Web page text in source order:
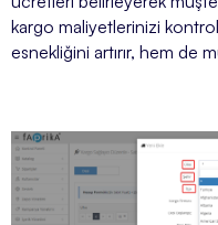
kargo maliyetlerinizi
esnekliğini artırır, hem de